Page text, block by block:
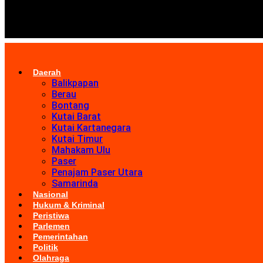
Daerah
Balikpapan
Berau
Bontang
Kutai Barat
Kutai Kartanegara
Kutai Timur
Mahakam Ulu
Paser
Penajam Paser Utara
Samarinda
Nasional
Hukum & Kriminal
Peristiwa
Parlemen
Pemerintahan
Politik
Olahraga